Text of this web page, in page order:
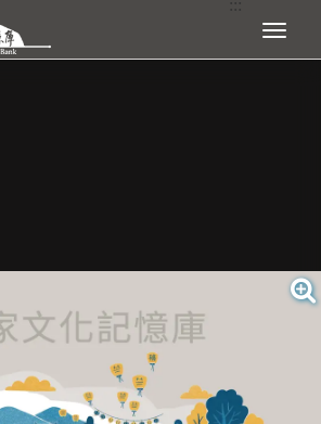
展開選單